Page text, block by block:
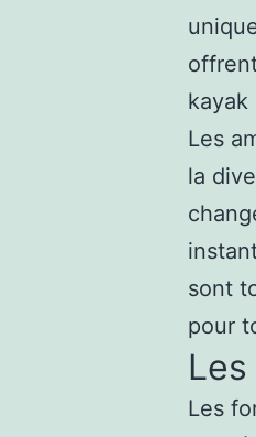
kayak
Les
la
sont
pour
Les